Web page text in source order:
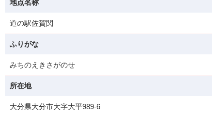
地点名称
道の駅佐賀関
ふりがな
みちのえきさがのせ
所在地
大分県大分市大字大平989-6